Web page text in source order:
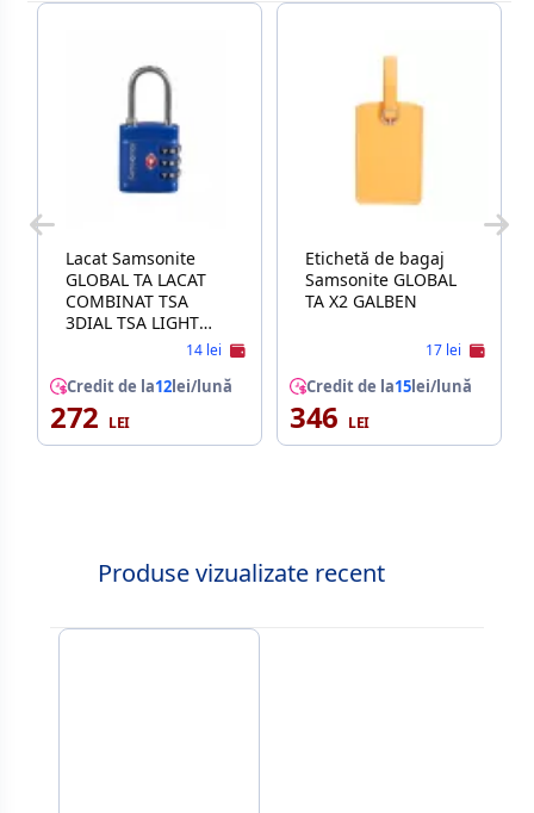
Lacat Samsonite
GLOBAL TA LACAT
COMBINAT TSA
3DIAL TSA LIGHT
14 lei
Credit de la12lei/lună
272
Etichetă de bagaj
Samsonite GLOBAL
TA X2 GALBEN
17 lei
Credit de la15lei/lună
346
Produse vizualizate recent